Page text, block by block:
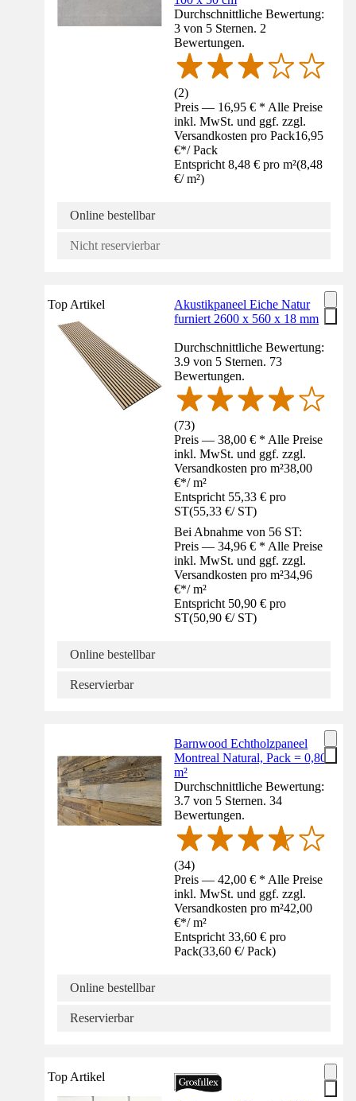
Durchschnittliche Bewertung:
3 von 5 Sternen. 2
Bewertungen.
(2)
Preis — 16,95 € * Alle Preise
inkl. MwSt. und ggf. zzgl.
Versandkosten pro Pack16,95
€*/ Pack
Entspricht 8,48 € pro m²(8,48
€/ m²)
Online bestellbar
Nicht reservierbar
Top Artikel
Akustikpaneel Eiche Natur
furniert 2600 x 560 x 18 mm
Durchschnittliche Bewertung:
3.9 von 5 Sternen. 73
Bewertungen.
(73)
Preis — 38,00 € * Alle Preise
inkl. MwSt. und ggf. zzgl.
Versandkosten pro m²38,00
€*/ m²
Entspricht 55,33 € pro
ST(55,33 €/ ST)
Bei Abnahme von 56 ST:
Preis — 34,96 € * Alle Preise
inkl. MwSt. und ggf. zzgl.
Versandkosten pro m²34,96
€*/ m²
Entspricht 50,90 € pro
ST(50,90 €/ ST)
Online bestellbar
Reservierbar
Barnwood Echtholzpaneel
Montreal Natural, Pack = 0,80
m²
Durchschnittliche Bewertung:
3.7 von 5 Sternen. 34
Bewertungen.
(34)
Preis — 42,00 € * Alle Preise
inkl. MwSt. und ggf. zzgl.
Versandkosten pro m²42,00
€*/ m²
Entspricht 33,60 € pro
Pack(33,60 €/ Pack)
Online bestellbar
Reservierbar
Top Artikel